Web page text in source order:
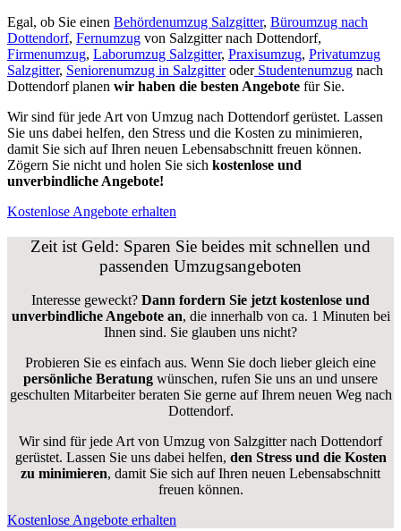
Egal, ob Sie einen Behördenumzug Salzgitter, Büroumzug nach
Dottendorf, Fernumzug von Salzgitter nach Dottendorf,
Firmenumzug, Laborumzug Salzgitter, Praxisumzug, Privatumzug
Salzgitter, Seniorenumzug in SalzgitteroderStudentenumzug nach
Dottendorf planen wir haben die besten Angebote für Sie.
Wir sind für jede Art von Umzug nach Dottendorf gerüstet. Lassen
Sie uns dabei helfen, den Stress und die Kosten zu minimieren,
damit Sie sich auf Ihren neuen Lebensabschnitt freuen können.
Zögern Sie nicht und holen Sie sich kostenlose und
unverbindliche Angebote!
Kostenlose Angebote erhalten
Zeit ist Geld: Sparen Sie beides mit schnellen und
passenden Umzugsangeboten
Interesse geweckt? Dann fordern Sie jetzt kostenlose und
unverbindliche Angebote an, die innerhalb von ca. 1 Minuten bei
Ihnen sind. Sie glauben uns nicht?
Probieren Sie es einfach aus. Wenn Sie doch lieber gleich eine
persönliche Beratung wünschen, rufen Sie uns an und unsere
geschulten Mitarbeiter beraten Sie gerne auf Ihrem neuen Weg nach
Dottendorf.
Wir sind für jede Art von Umzug von Salzgitter nach Dottendorf
gerüstet. Lassen Sie uns dabei helfen, den Stress und die Kosten
zu minimieren, damit Sie sich auf Ihren neuen Lebensabschnitt
freuen können.
Kostenlose Angebote erhalten